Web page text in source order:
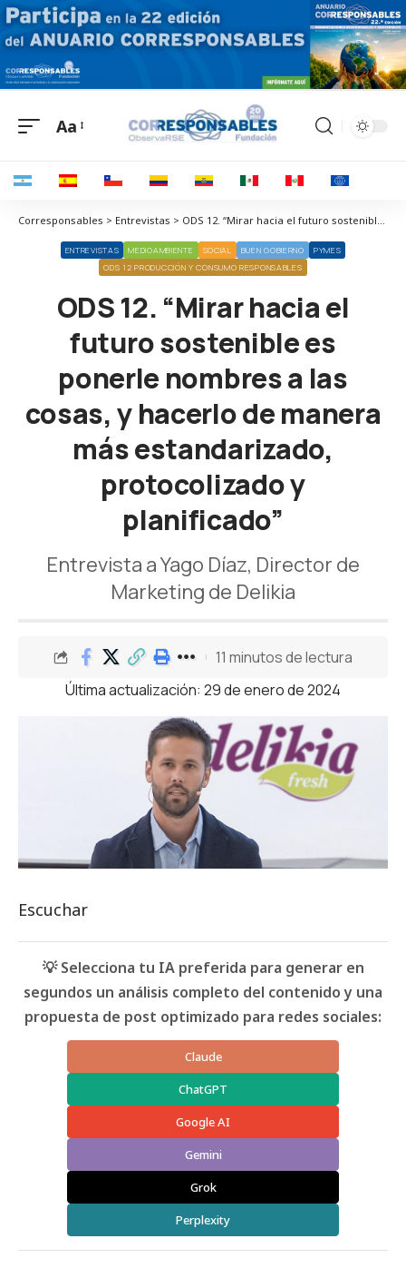
Aa
Corresponsables > Entrevistas > ODS 12. “Mirar hacia el futuro sostenible es ponerle nombres a las cosas, y hacerlo de manera más estandarizado, protocolizado y planificado”
ENTREVISTAS MEDIOAMBIENTE SOCIAL BUEN GOBIERNO
PYMES
ODS 12 PRODUCCIÓN Y CONSUMO RESPONSABLES
ODS 12. “Mirar hacia el
futuro sostenible es
ponerle nombres a las
cosas, y hacerlo de manera
más estandarizado,
protocolizado y
planificado”
Entrevista a Yago Díaz, Director de
Marketing de Delikia
Última actualización: 29 de enero de 2024
11 minutos de lectura
Escuchar
💡 Selecciona tu IA preferida para generar en
segundos un análisis completo del contenido y una
propuesta de post optimizado para redes sociales:
Claude
ChatGPT
Google AI
Gemini
Grok
Perplexity